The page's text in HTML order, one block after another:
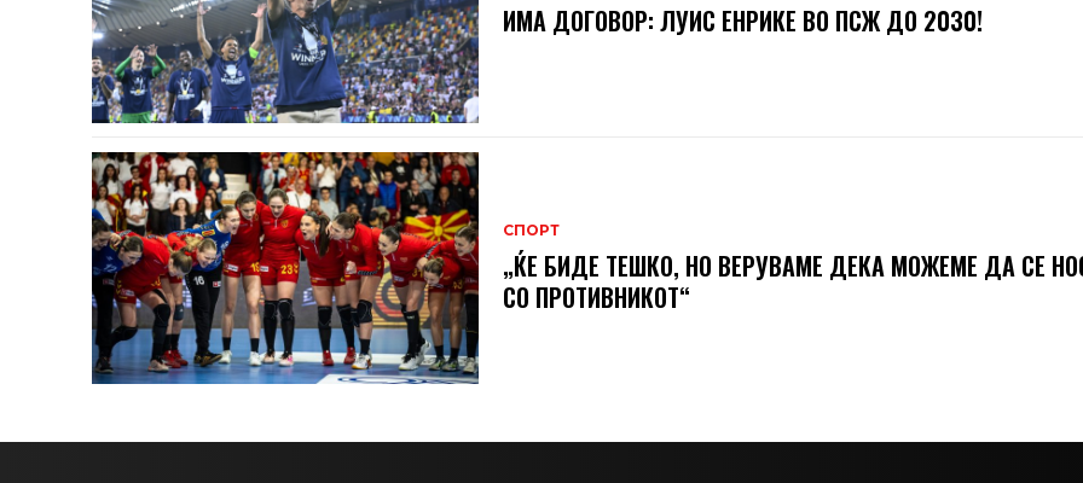
ИМА ДОГОВОР: ЛУИС ЕНРИКЕ ВО ПСЖ ДО 2030!
СПОРТ
„ЌЕ БИДЕ ТЕШКО, НО ВЕРУВАМЕ ДЕКА МОЖЕМЕ ДA СЕ
СО ПРОТИВНИКОТ“